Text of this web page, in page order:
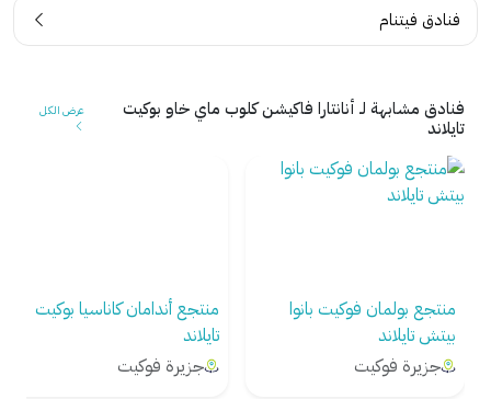
فنادق فيتنام
فنادق مشابهة لـ أنانتارا فاكيشن كلوب ماي خاو بوكيت
تايلاند
عرض الكل
منتجع بولمان فوكيت بانوا
بيتش تايلاند
جزيرة فوكيت
منتجع أندامان كاناسيا بوكيت
تايلاند
جزيرة فوكيت